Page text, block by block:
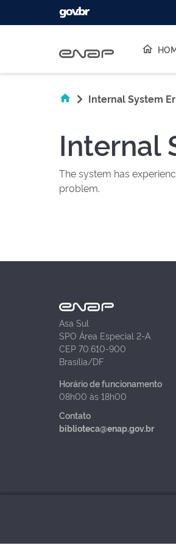
Internal System
Internal
The system has
problem.
Asa Sul
SPO Área Especial 2-A
CEP 70.610-900
Brasília/DF
Horário de funcionamento
08h00 às 18h00
Contato
biblioteca@enap.gov.br